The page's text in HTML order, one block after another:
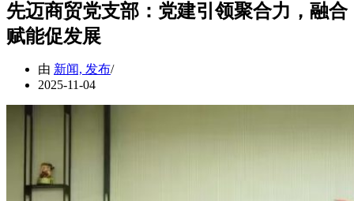
先迈商贸党支部：党建引领聚合力，融合
赋能促发展
由 新闻, 发布
2025-11-04